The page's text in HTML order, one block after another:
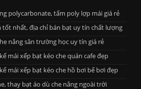
polycarbonate, tấm poly lợp mái giá rẻ
tốt nhất, địa chỉ bán bạt uy tín chất lượng
nắng sân trường học uy tín giá rẻ
mái xếp bạt kéo che quán cafe đẹp
mái xếp bạt kéo che hồ bơi bể bơi đẹp
thay bạt áo dù che nắng ngoài trời